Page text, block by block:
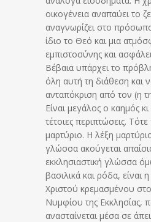
οικογένεια αναπαύει το
αναγνωρίζει στο
ίδιο το Θεό και μια
εμπιστοσύνης και
Βέβαια υπάρχει το
όλη αυτή τη διάθεση και
ανταπόκριση από τον (η
Είναι μεγάλος ο καημός
τέτοιες περιπτώσεις.
μαρτύριο. Η λέξη
γλώσσα ακούγεται
εκκλησιαστική γλώσσα
βασιλικά και ρόδα, είναι
Χριστού κρεμασμένου
Νυμφίου της Εκκλησίας,
ανασταίνεται μέσα σε